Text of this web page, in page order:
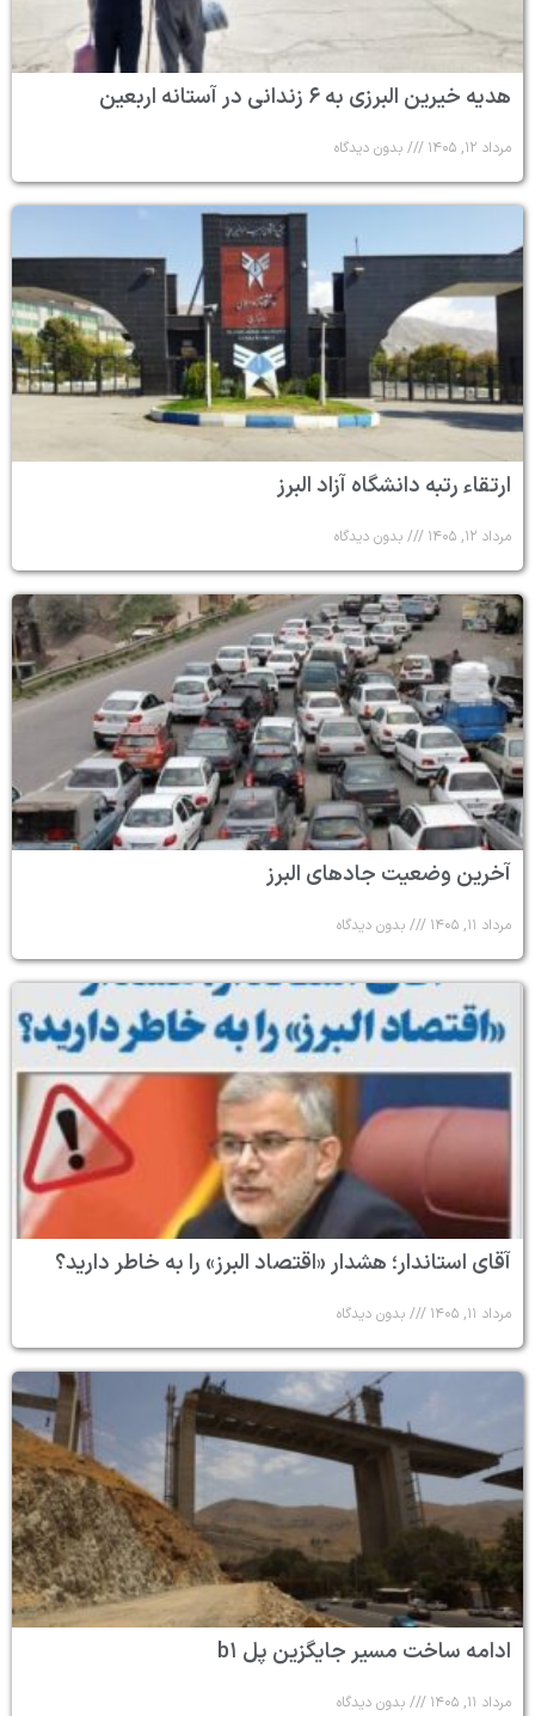
هدیه خیرین البرزی به ۶ زندانی در آستانه اربعین
مرداد ۱۲, ۱۴۰۵ بدون دیدگاه
ارتقاء رتبه دانشگاه آزاد البرز
مرداد ۱۲, ۱۴۰۵ بدون دیدگاه
آخرین وضعیت جادهای البرز
مرداد ۱۱, ۱۴۰۵ بدون دیدگاه
آقای استاندار؛ هشدار «اقتصاد البرز» را به خاطر دارید؟
مرداد ۱۱, ۱۴۰۵ بدون دیدگاه
ادامه ساخت مسیر جایگزین پل b۱
مرداد ۱۱, ۱۴۰۵ بدون دیدگاه